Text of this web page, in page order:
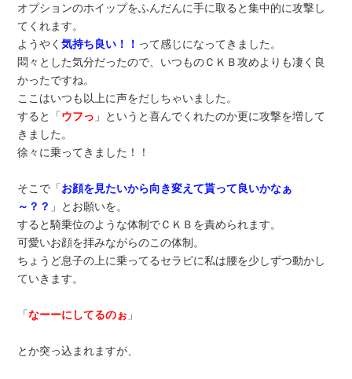
オプションのホイップをふんだんに手に取ると集中的に攻撃し
てくれます。
ようやく気持ち良い！！ って感じになってきました。
悶々とした気分だったので、いつものＣＫＢ攻めよりも凄く良
かったですね。
ここはいつも以上に声をだしちゃいました。
すると「ウフっ 」というと喜んでくれたのか更に攻撃を増して
きました。
徐々に乗ってきました！！
そこで「お顔を見たいから向き変えて貰って良いかなぁ
～？？ 」とお願いを。
すると騎乗位のような体制でＣＫＢを責められます。
可愛いお顔を拝みながらのこの体制。
ちょうど息子の上に乗ってるセラピに私は腰を少しずつ動かし
ていきます。
「なーーにしてるのぉ 」
とか突っ込まれますが、